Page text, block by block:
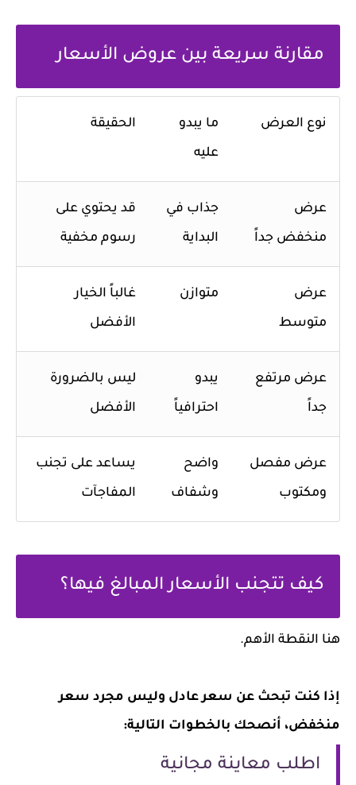
مقارنة سريعة بين عروض الأسعار
نوع العرض ما يبدو
عليه
الحقيقة
عرض
منخفض جداً
جذاب في
البداية
قد يحتوي على
رسوم مخفية
عرض
متوسط
متوازن غالباً الخيار
الأفضل
عرض مرتفع
جداً
يبدو
احترافياً
ليس بالضرورة
الأفضل
عرض مفصل
ومكتوب
واضح
وشفاف
يساعد على تجنب
المفاجآت
كيف تتجنب الأسعار المبالغ فيها؟
هنا النقطة الأهم.
إذا كنت تبحث عن سعر عادل وليس مجرد سعر
منخفض، أنصحك بالخطوات التالية:
اطلب معاينة مجانية